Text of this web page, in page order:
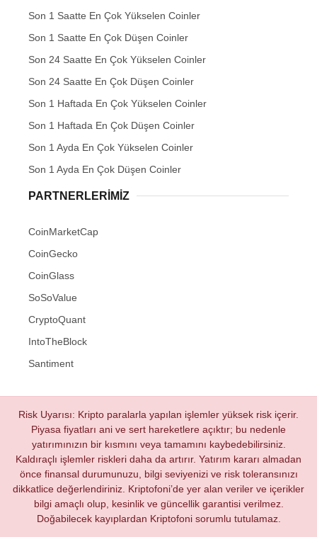
Son 1 Saatte En Çok Yükselen Coinler
Son 1 Saatte En Çok Düşen Coinler
Son 24 Saatte En Çok Yükselen Coinler
Son 24 Saatte En Çok Düşen Coinler
Son 1 Haftada En Çok Yükselen Coinler
Son 1 Haftada En Çok Düşen Coinler
Son 1 Ayda En Çok Yükselen Coinler
Son 1 Ayda En Çok Düşen Coinler
PARTNERLERIMIZ
CoinMarketCap
CoinGecko
CoinGlass
SoSoValue
CryptoQuant
IntoTheBlock
Santiment
Risk Uyarısı: Kripto paralarla yapılan işlemler yüksek risk içerir.
Piyasa fiyatları ani ve sert hareketlere açıktır; bu nedenle
yatırımınızın bir kısmını veya tamamını kaybedebilirsiniz.
Kaldıraçlı işlemler riskleri daha da artırır. Yatırım kararı almadan
önce finansal durumunuzu, bilgi seviyenizi ve risk toleransınızı
dikkatlice değerlendiriniz. Kriptofoni’de yer alan veriler ve içerikler
bilgi amaçlı olup, kesinlik ve güncellik garantisi verilmez.
Doğabilecek kayıplardan Kriptofoni sorumlu tutulamaz.